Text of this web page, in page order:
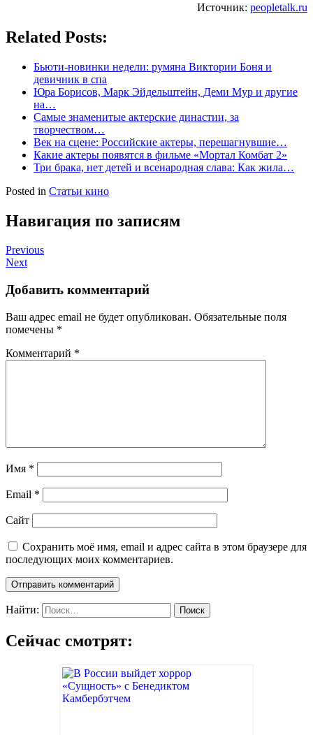
Источник: peopletalk.ru
Related Posts:
Бьюти-новинки недели: румяна Виктории Боня и
девичник в спа
Юра Борисов, Марк Эйдельштейн, Деми Мур и другие
на…
Самые знаменитые актерские династии, за
творчеством…
Век на сцене: Российские актеры, перешагнувшие…
Какие актеры появятся в фильме «Мортал Комбат 2»
Три брака, нет детей и всенародная слава: Как жила…
Posted in Статьи кино
Навигация по записям
Previous
Next
Добавить комментарий
Ваш адрес email не будет опубликован. Обязательные поля
помечены *
Комментарий *
Имя *
Email *
Сайт
Сохранить моё имя, email и адрес сайта в этом браузере для
последующих моих комментариев.
Найти:
Сейчас смотрят: